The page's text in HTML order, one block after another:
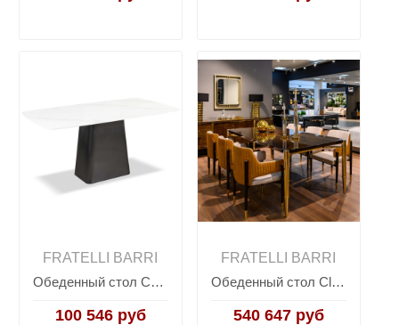
FRATELLI BARRI
Обеденный стол CONCEPT, FRATELLI BARRI
100 546 руб
FRATELLI BARRI
Обеденный стол Claire CLAIRE, FRATELLI BARRI
540 647 руб